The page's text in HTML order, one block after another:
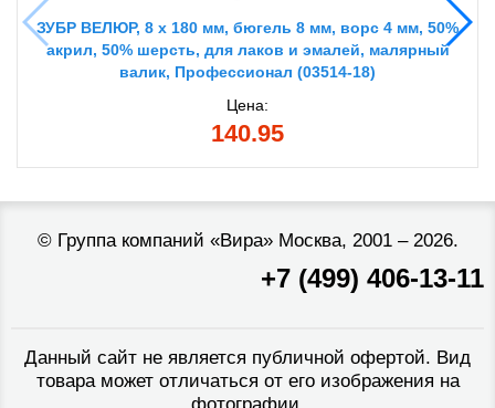
ЗУБР ВЕЛЮР, 8 х 180 мм, бюгель 8 мм, ворс 4 мм, 50%
акрил, 50% шерсть, для лаков и эмалей, малярный
валик, Профессионал (03514-18)
Цена:
140.95
© Группа компаний «Вира»Москва, 2001 – 2026.
+7 (499) 406-13-11
Данный сайт не является публичной офертой. Вид
товара может отличаться от его изображения на